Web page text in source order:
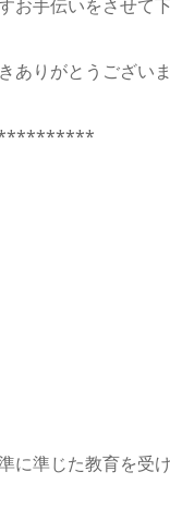
お手伝いをさせて下
ありがとうござい
に準じた教育を受け